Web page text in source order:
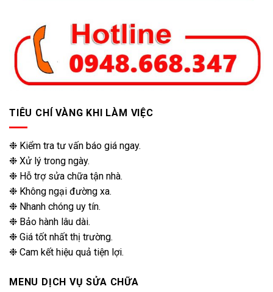
TIÊU CHÍ VÀNG KHI LÀM VIỆC
❉ Kiểm tra tư vấn báo giá ngay.
❉ Xử lý trong ngày.
❉ Hỗ trợ sửa chữa tận nhà.
❉ Không ngại đường xa.
❉ Nhanh chóng uy tín.
❉ Bảo hành lâu dài.
❉ Giá tốt nhất thị trường.
❉ Cam kết hiệu quả tiện lợi.
MENU DỊCH VỤ SỬA CHỮA